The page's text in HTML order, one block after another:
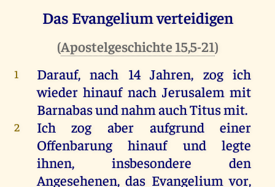
Das Evangelium verteidigen
(Apostelgeschichte 15,5-21)
1 Darauf,nach 14Jahren, zog ich
wieder hinauf nach Jerusalem mit
BarnabasundnahmauchTitusmit.
2 Ich zog aber aufgrundeiner
Offenbarung
hinauf und
legte
ihnen, insbesondereden
Angesehenen,das Evangelium vor,